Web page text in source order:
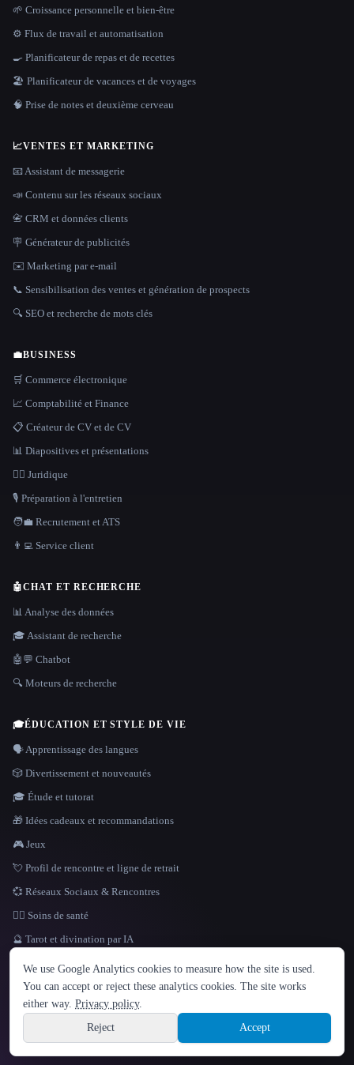
LANGUE
English español Français Русский 简体中文
Hindi
Sign up
🌱 Croissance personnelle et bien-être
⚙️ Flux de travail et automatisation
🍳 Planificateur de repas et de recettes
🏖 Planificateur de vacances et de voyages
🧠 Prise de notes et deuxième cerveau
📈VENTES ET MARKETING
📧 Assistant de messagerie
📣 Contenu sur les réseaux sociaux
📇 CRM et données clients
🪧 Générateur de publicités
✉️ Marketing par e-mail
📞 Sensibilisation des ventes et génération de prospects
🔍 SEO et recherche de mots clés
💼BUSINESS
🛒 Commerce électronique
📈 Comptabilité et Finance
📋 Créateur de CV et de CV
📊 Diapositives et présentations
👩‍⚖️ Juridique
🎙️ Préparation à l'entretien
🧑‍💼 Recrutement et ATS
👨‍💻 Service client
🤖CHAT ET RECHERCHE
📊 Analyse des données
🎓 Assistant de recherche
🤖💬 Chatbot
🔍 Moteurs de recherche
🎓ÉDUCATION ET STYLE DE VIE
🗣️ Apprentissage des langues
🎲 Divertissement et nouveautés
🎓 Étude et tutorat
🎁 Idées cadeaux et recommandations
🎮 Jeux
💘 Profil de rencontre et ligne de retrait
💞 Réseaux Sociaux & Rencontres
👩‍⚕️ Soins de santé
🔮 Tarot et divination par IA
Site information
© 2026 That AI Collection. Tous droits réservés.
Built with Metatron ★
build de3d624c
We use Google Analytics cookies to measure how the site is used.
You can accept or reject these analytics cookies. The site works
either way. Privacy policy.
Reject
Accept